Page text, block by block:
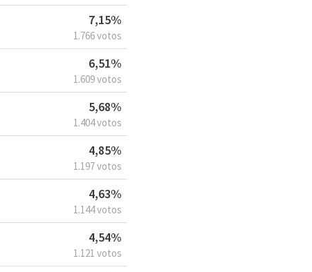
7,15%
1.766 votos
6,51%
1.609 votos
5,68%
1.404 votos
4,85%
1.197 votos
4,63%
1.144 votos
4,54%
1.121 votos